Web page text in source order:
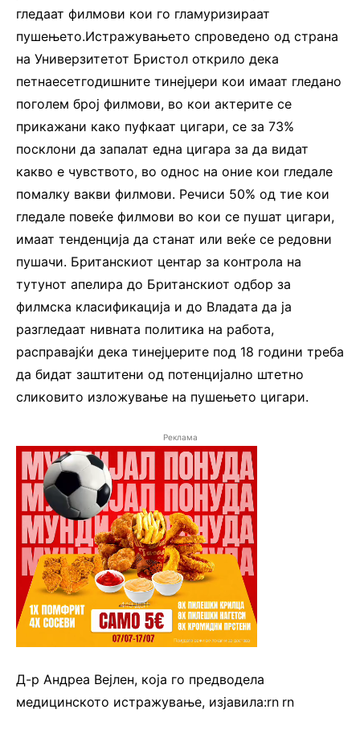
гледаат филмови кои го гламуризираат
пушењето.Истражувањето спроведено од страна
на Универзитетот Бристол открило дека
петнаесетгодишните тинејџери кои имаат гледано
поголем број филмови, во кои актерите се
прикажани како пуфкаат цигари, се за 73%
посклони да запалат една цигара за да видат
какво е чувството, во однос на оние кои гледале
помалку вакви филмови. Речиси 50% од тие кои
гледале повеќе филмови во кои се пушат цигари,
имаат тенденција да станат или веќе се редовни
пушачи. Британскиот центар за контрола на
тутунот апелира до Британскиот одбор за
филмска класификација и до Владата да ја
разгледаат нивната политика на работа,
расправајќи дека тинејџерите под 18 години треба
да бидат заштитени од потенцијално штетно
сликовито изложување на пушењето цигари.
Реклама
Д-р Андреа Вејлен, која го предводела
медицинското истражување, изјавила:rn rn